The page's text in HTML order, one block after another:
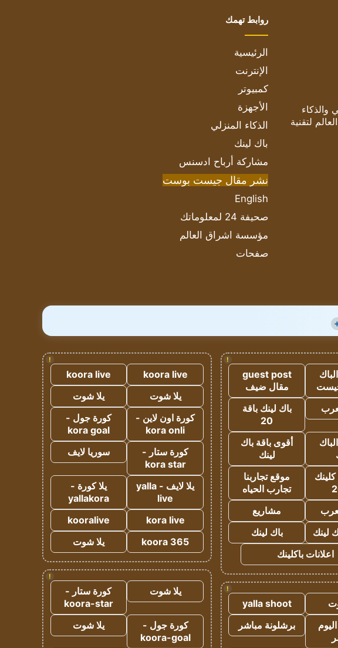
والذكاء
لتقنية
روابط تهمك
الرئيسية
الإنترنت
كمبيوتر
الأجهزة
الذكاء المنزلي
باك لينك
مشاركة أرباح ادسنس
نشر مقال جيست بوست
English
صحيفة 24 لمعلوماتك
مؤسسة اشراق العالم
صفحات
!
guest post
مقال ضيف
باك لينك باقة
20
أقوى باقة باك
لينك
موقع تجاربنا
تجارب الحياه
مشاريع
لينك
باك لينك
اعلانات باكلينك
!
yalla shoot
برشلونة مباشر
!
koora live
koora live
يلا شوت
يلا شوت
كورة اون لاين -
kora onli
كورة جول -
kora goal
كورة ستار -
kora star
سوريا لايف
يلا لايف - yalla
live
يلا كورة -
yallakora
kora live
kooralive
koora 365
يلا شوت
!
يلا شوت
كورة ستار -
koora-star
كورة جول -
koora-goal
يلا شوت